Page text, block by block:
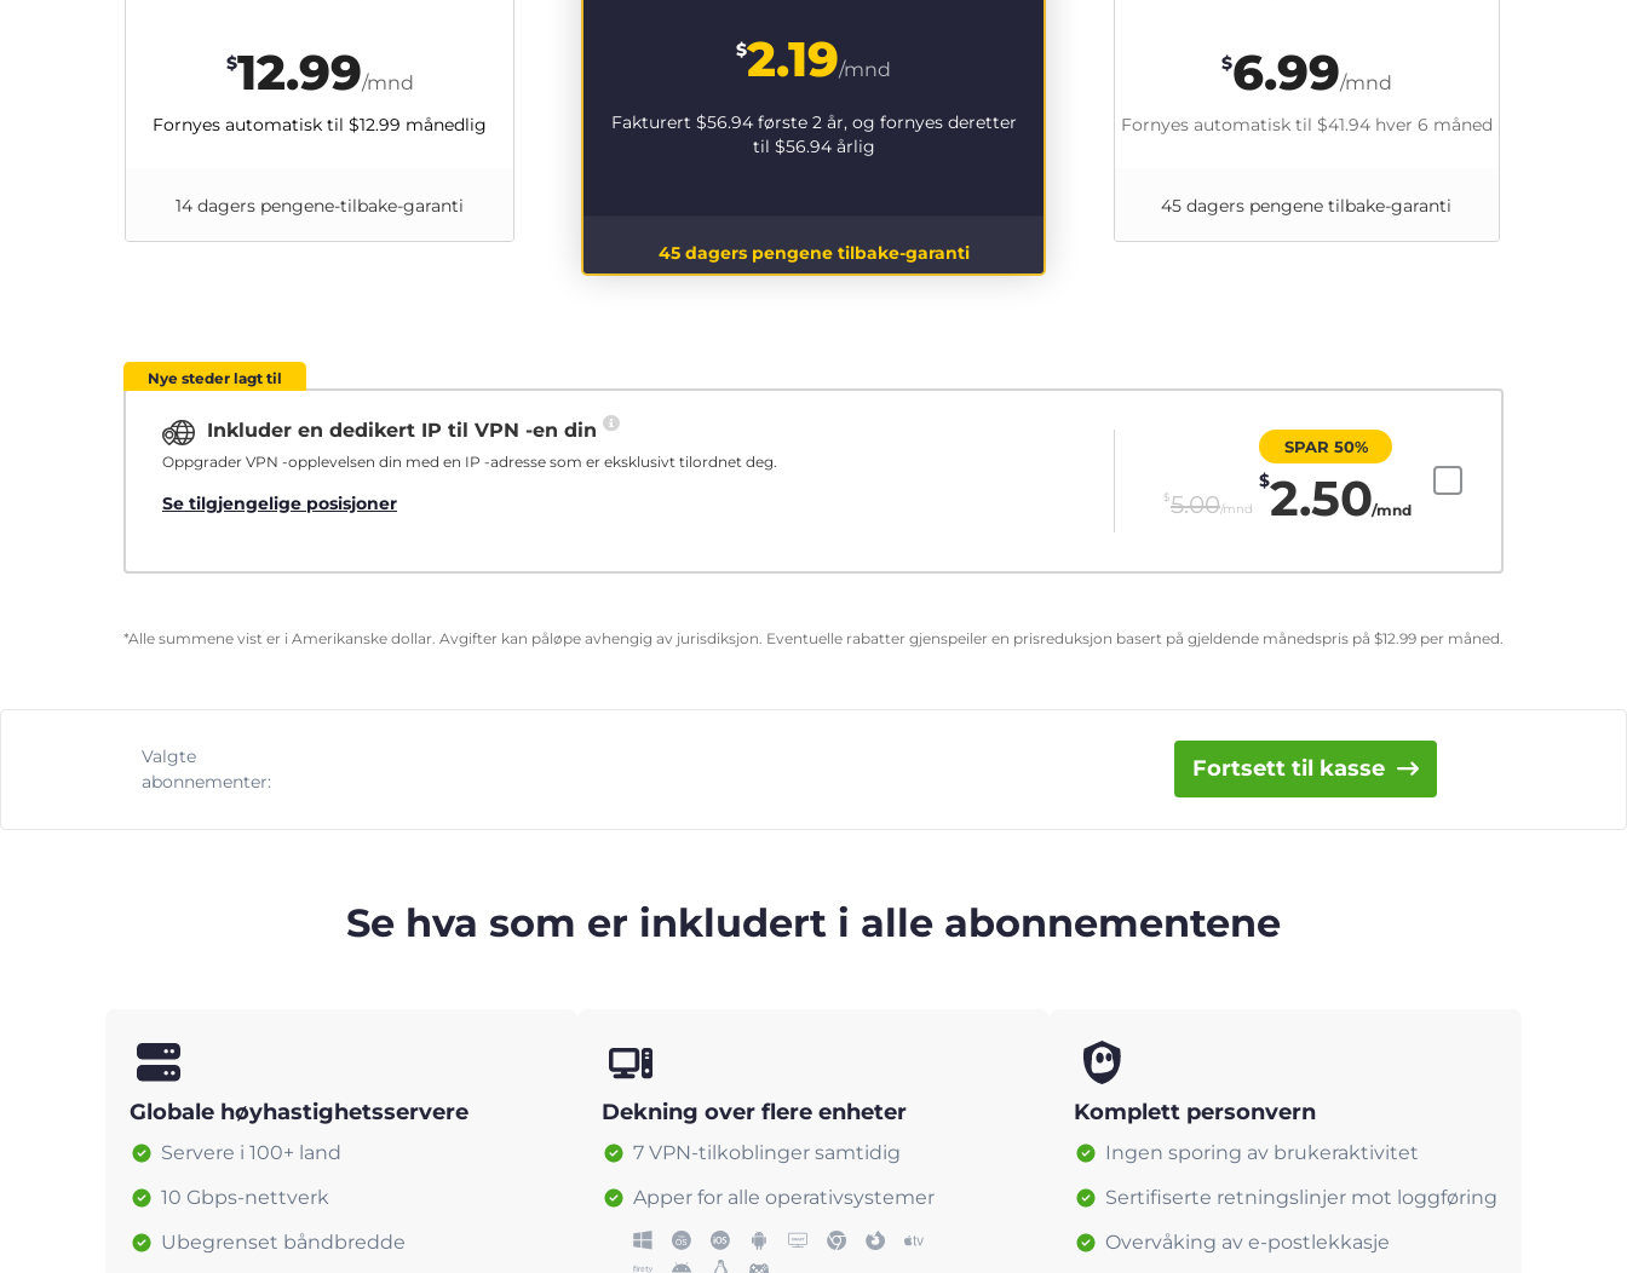
$2.19/mnd
Fakturert $56.94første 2 år, og fornyes deretter
til $56.94årlig
45 dagers pengene tilbake-garanti
$6.99/mnd
Fornyes automatisk til $41.94hver 6 måned
45 dagers pengene tilbake-garanti
$12.99/mnd
Fornyes automatisk til $12.99 månedlig
14 dagers pengene-tilbake-garanti
Nye steder lagt til
Inkluder en dedikert IP til VPN -en din
Oppgrader VPN -opplevelsen din med en IP -adresse som er eksklusivt tilordnet deg.
Se tilgjengelige posisjoner $5.00/mnd
SPAR 50%
$2.50/mnd
*Alle summene vist er i Amerikanske dollar. Avgifter kan påløpe avhengig av jurisdiksjon. Eventuelle rabatter gjenspeiler en prisreduksjon basert på gjeldende månedspris på $12.99 per måned.
Valgte
abonnementer:
Fortsett til kasse
Se hva som er inkludert i alle abonnementene
Globale høyhastighetsservere
Servere i 100+ land
10 Gbps-nettverk
Ubegrenset båndbredde
Dekning over flere enheter
7 VPN-tilkoblinger samtidig
Apper for alle operativsystemer
Komplett personvern
Ingen sporing av brukeraktivitet
Sertifiserte retningslinjer mot loggføring
Overvåking av e-postlekkasje